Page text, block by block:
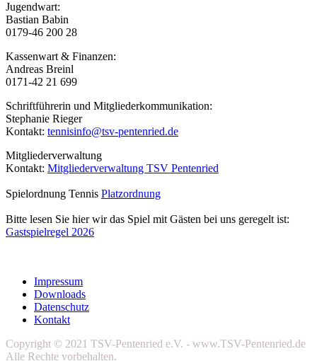
Jugendwart:
Bastian Babin
0179-46 200 28
Kassenwart & Finanzen:
Andreas Breinl
0171-42 21 699
Schriftführerin und Mitgliederkommunikation:
Stephanie Rieger
Kontakt: tennisinfo@tsv-pentenried.de
Mitgliederverwaltung
Kontakt: Mitgliederverwaltung TSV Pentenried
Spielordnung Tennis Platzordnung
Bitte lesen Sie hier wir das Spiel mit Gästen bei uns geregelt ist:
Gastspielregel 2026
Impressum
Downloads
Datenschutz
Kontakt
Copyright © 2021 TSV-Pentenried e.V. - www.TSV-Pentenried.de
Alle Rechte vorbehalten.